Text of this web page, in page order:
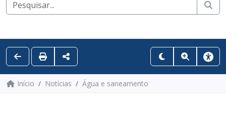
Início Notícias Água e saneamento